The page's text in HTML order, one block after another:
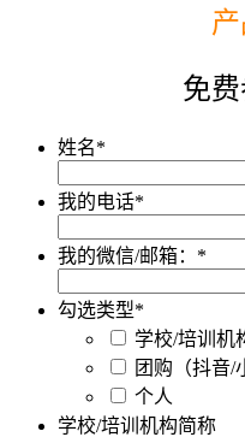
免
姓名*
我的电话*
我的微信/邮箱： *
勾选类型*
学校/培训机
团购（抖音/
个人
学校/培训机构简称